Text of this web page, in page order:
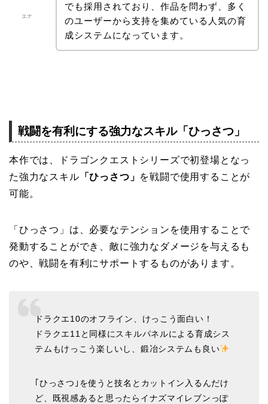
エナ
でも採用されており、作品を問わず、多く
のユーザーから支持を集めている人気の育
成システムになっています。
戦闘を有利にする強力なスキル「ひっさつ」
本作では、ドラゴンクエストシリーズで初登場となっ
た強力なスキル 「ひっさつ」 を戦闘で使用することが
可能。
「ひっさつ」は、必要なテンションを使用することで
発動することができ、敵に強力なダメージを与えるも
のや、戦闘を有利にサポートするものがあります。
ドラクエ10のオフライン、けっこう面白い！
ドラクエ11と同様にスキルパネルによる育成シス
テムもけっこう楽しいし、鍛冶システムも良い
｢ひっさつ｣を使うと技名とカットイン入るんだけ
ど、既視感あると思ったらイナズマイレブンっぽ